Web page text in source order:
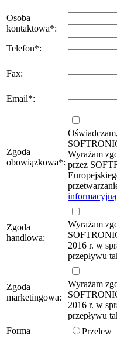
Osoba
kontaktowa*:
Telefon*:
Fax:
Email*:
Zgoda
obowiązkowa*:
Wyrażam
przez
informacyjną
Zgoda
handlowa:
Wyrażam
2016 r. w
przepływu
Zgoda
marketingowa:
Wyrażam
2016 r. w
przepływu
Forma
Przelew